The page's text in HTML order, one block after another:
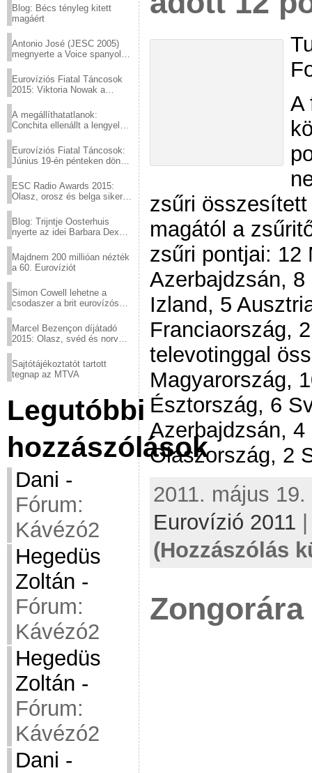
Blog: Bécs tényleg kitett
magáért
Antonio José (JESC 2005)
megnyerte a Voice spanyol
Eurovíziós Fiatal Táncosok
2015: Viktoria Nowak a
A megállíthatatlanok:
Conchita ellenállt a lengyel
Eurovíziós Fiatal Táncosok:
Június 19-én pénteken döntő
ESC Radio Awards 2015:
Olasz, orosz és belga siker,
Blog: Trijntje Oosterhuis
nyerte az idei Barbara Dex
Majdnem 200 millióan nézték
a 60. Eurovíziót
Simon Cowell lehetne a
csodaszer a brit eurovízós
Marcel Bezençon díjátadó
2015: Olasz, svéd és norvég
Sajtótájékoztatót tartott
tegnap az MTVA
Legutóbbi
hozzászólások
Dani -
Fórum:
Kávézó2
Hegedüs
Zoltán -
Fórum:
Kávézó2
Hegedüs
Zoltán -
Fórum:
Kávézó2
Dani -
A
zsűri
magától a
zsűri pontjai: 12
Azerbajdzsán,
Izland, 5
Franciaország,
televotinggal
Magyarország,
Észtország, 6
Azerbajdzsán,
Olaszország, 2
2011. május
Eurovízió 2011
(Hozzászólás